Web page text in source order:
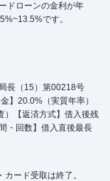
ドローンの金利が年
です。
長（15）第00218号
】20.0%（実質年率）
）【返済方式】借入後残
・回数】借入直後最長
ード受取は終了。